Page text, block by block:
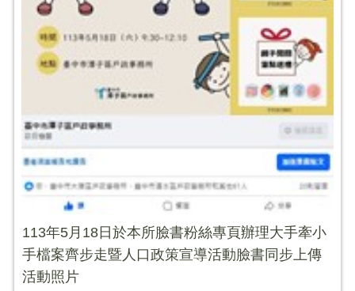
113年5月18日於本所臉書粉絲專頁辦理大手牽小
手檔案齊步走暨人口政策宣導活動臉書同步上傳
活動照片